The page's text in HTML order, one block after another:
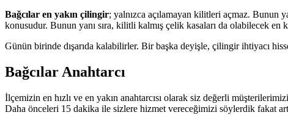
Bağcılar en yakın çilingir; yalnızca açılamayan kilitleri açmaz. Bunun
konusudur. Bunun yanı sıra, kilitli kalmış çelik kasaları da olabilecek en
Günün birinde dışarıda kalabilirler. Bir başka deyişle, çilingir ihtiyacı
Bağcılar Anahtarcı
İlçemizin en hızlı ve en yakın anahtarcısı olarak siz değerli
Daha önceleri 15 dakika ile sizlere hizmet vereceğimizi söylerdik fakat